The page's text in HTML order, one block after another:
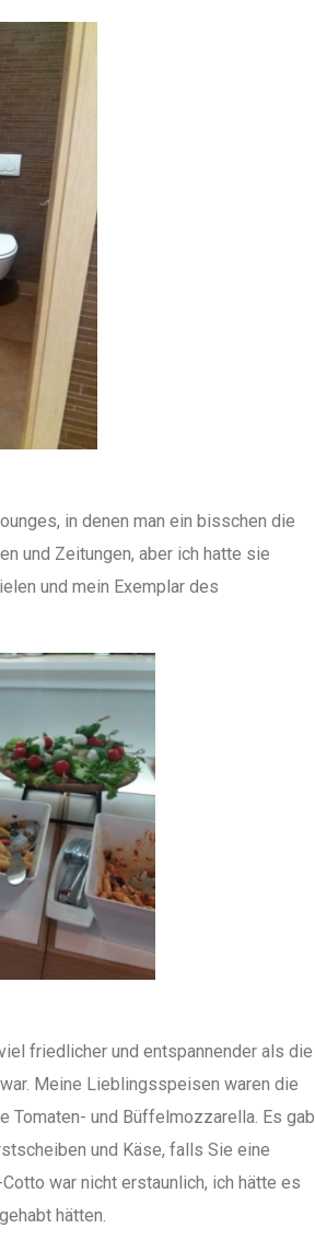
in denen man ein bisschen die
und Zeitungen, aber ich hatte sie
und mein Exemplar des
friedlicher und entspannender als die
Meine Lieblingsspeisen waren die
und Büffelmozzarella. Es gab
und Käse, falls Sie eine
war nicht erstaunlich, ich hätte es
hätten.